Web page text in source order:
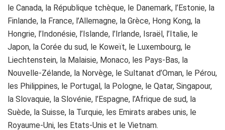
le Canada, la République tchèque, le Danemark, l’Estonie, la
Finlande, la France, l’Allemagne, la Grèce, Hong Kong, la
Hongrie, l’Indonésie, l’Islande, l’Irlande, Israël, l’Italie, le
Japon, la Corée du sud, le Koweït, le Luxembourg, le
Liechtenstein, la Malaisie, Monaco, les Pays-Bas, la
Nouvelle-Zélande, la Norvège, le Sultanat d’Oman, le Pérou,
les Philippines, le Portugal, la Pologne, le Qatar, Singapour,
la Slovaquie, la Slovénie, l’Espagne, l’Afrique de sud, la
Suède, la Suisse, la Turquie, les Emirats arabes unis, le
Royaume-Uni, les Etats-Unis et le Vietnam.